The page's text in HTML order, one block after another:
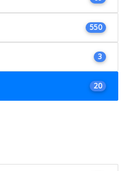
550
3
20